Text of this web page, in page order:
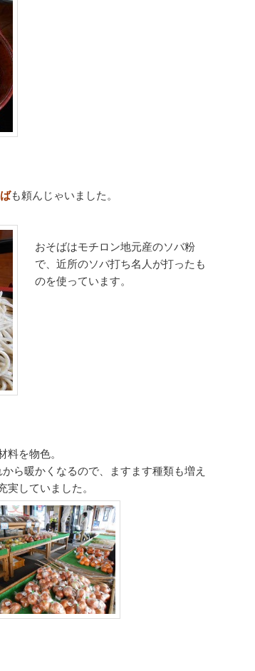
も頼んじゃいました。
おそばはモチロン地元産のソバ粉
で、近所のソバ打ち名人が打ったも
のを使っています。
料を物色。
ら暖かくなるので、ますます種類も増え
していました。